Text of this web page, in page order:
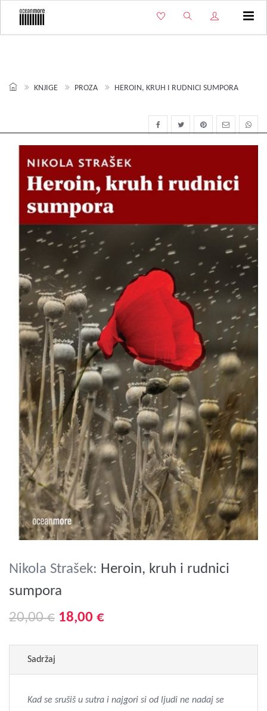
KNJIGE PROZA HEROIN, KRUH I RUDNICI SUMPORA
Nikola Strašek: Heroin, kruh i rudnici
sumpora
20,00 € 18,00 €
Sadržaj
Kad se srušiš u sutra i najgori si od ljudi ne nadaj se